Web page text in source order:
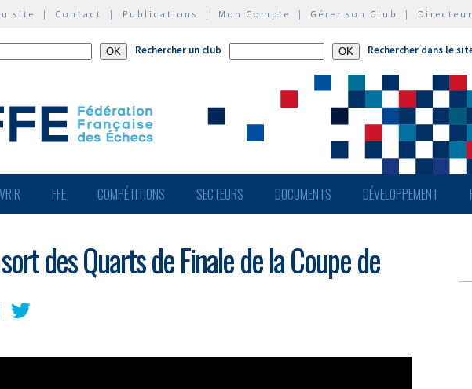
site | Contact | Publications | Mon Compte | Gérer son Club |
Rechercher un club Rechercher dans le
FFE COMPÉTITIONS SECTEURS DOCUMENTS DÉVELOPPEMENT
des Quarts de Finale de la Coupe de